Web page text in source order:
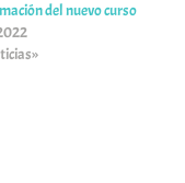
del nuevo curso